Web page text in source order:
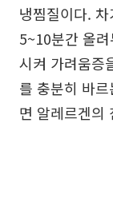
냉찜질이다.
5~10분간 올
시켜 가려움증
를 충분히 바
면 알레르겐의